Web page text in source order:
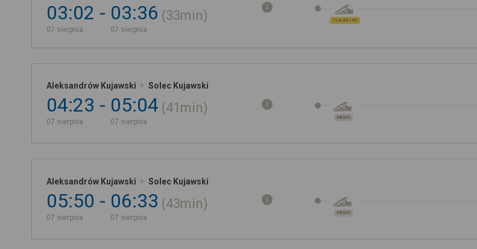
03:02
07 sierpnia
03:36
07 sierpnia
33min TLK 38190
Aleksandrów Kujawski Solec Kujawski
04:23
07 sierpnia
05:04
07 sierpnia
41min
REGIO
Aleksandrów Kujawski Solec Kujawski
05:50
07 sierpnia
06:33
07 sierpnia
43min
REGIO